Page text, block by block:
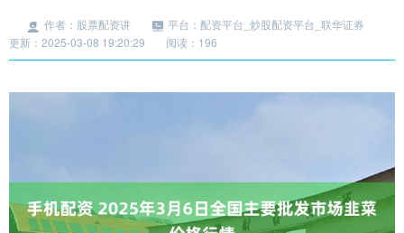
作者：股票配资讲
平台：配资平台_炒股配资平台_联华证券
更新：2025-03-08 19:20:29
阅读：196